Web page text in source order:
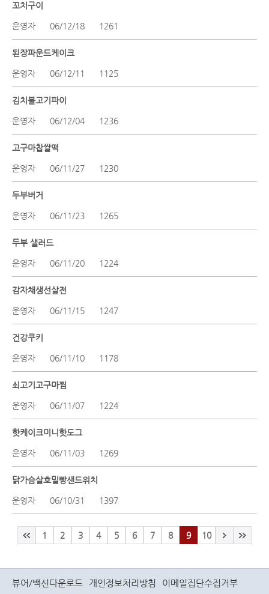
꼬치구이
운영자 06/12/18 1261
된장파운드케이크
운영자 06/12/11 1125
김치불고기파이
운영자 06/12/04 1236
고구마찹쌀떡
운영자 06/11/27 1230
두부버거
운영자 06/11/23 1265
두부 샐러드
운영자 06/11/20 1224
감자채생선살전
운영자 06/11/15 1247
건강쿠키
운영자 06/11/10 1178
쇠고기고구마찜
운영자 06/11/07 1224
핫케이크미니핫도그
운영자 06/11/03 1269
닭가슴살호밀빵샌드위치
운영자 06/10/31 1397
1 2 3 4 5 6 7 8 9 10
뷰어/백신다운로드 개인정보처리방침 이메일집단수집거부